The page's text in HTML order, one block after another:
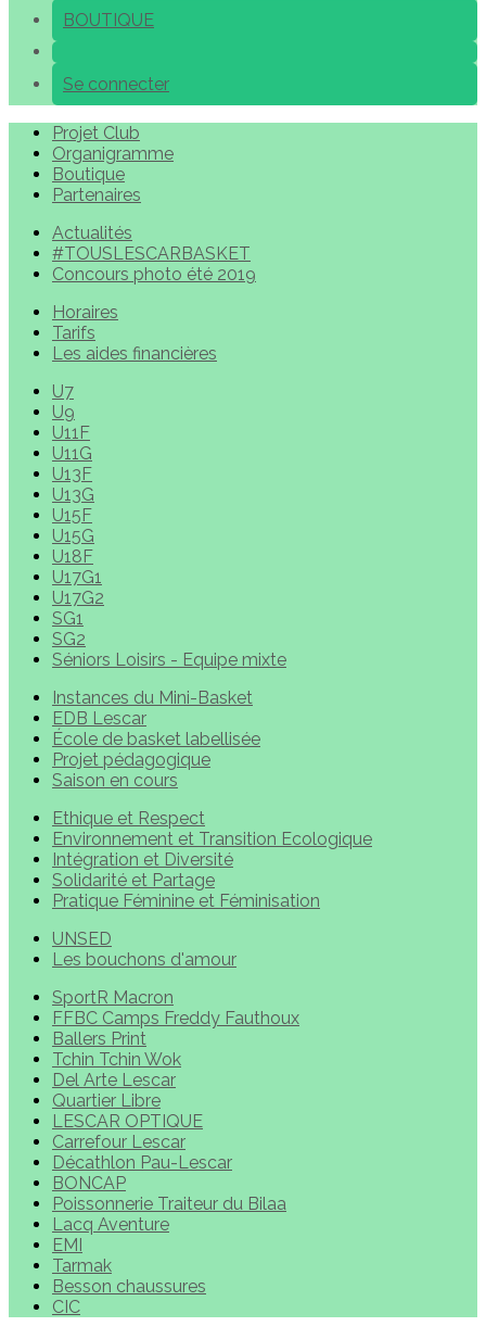
BOUTIQUE
Se connecter
Projet Club
Organigramme
Boutique
Partenaires
Actualités
#TOUSLESCARBASKET
Concours photo été 2019
Horaires
Tarifs
Les aides financières
U7
U9
U11F
U11G
U13F
U13G
U15F
U15G
U18F
U17G1
U17G2
SG1
SG2
Séniors Loisirs - Equipe mixte
Instances du Mini-Basket
EDB Lescar
École de basket labellisée
Projet pédagogique
Saison en cours
Ethique et Respect
Environnement et Transition Ecologique
Intégration et Diversité
Solidarité et Partage
Pratique Féminine et Féminisation
UNSED
Les bouchons d'amour
SportR Macron
FFBC Camps Freddy Fauthoux
Ballers Print
Tchin Tchin Wok
Del Arte Lescar
Quartier Libre
LESCAR OPTIQUE
Carrefour Lescar
Décathlon Pau-Lescar
BONCAP
Poissonnerie Traiteur du Bilaa
Lacq Aventure
EMI
Tarmak
Besson chaussures
CIC